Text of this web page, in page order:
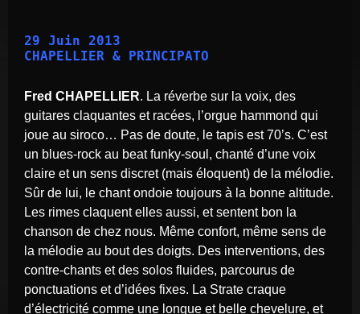
29 Juin 2013
CHAPELLIER & PRINCIPATO
Fred CHAPELLIER. La réverbe sur la voix, des
guitares claquantes et racées, l’orgue hammond qui
joue au siroco… Pas de doute, le tapis est 70’s. C’est
un blues-rock au beat funky-soul, chanté d’une voix
claire et un sens discret (mais éloquent) de la mélodie.
Sûr de lui, le chant ondoie toujours à la bonne altitude.
Les rimes claquent elles aussi, et sentent bon la
chanson de chez nous. Même confort, même sens de
la mélodie au bout des doigts. Des interventions, des
contre-chants et des solos fluides, parcourus de
ponctuations et d’idées fixes. La Strate craque
d’électricité comme une longue et belle chevelure, et